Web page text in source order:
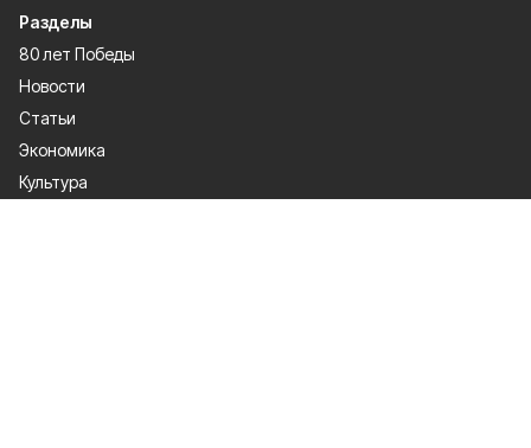
Разделы
80 лет Победы
Новости
Статьи
Экономика
Культура